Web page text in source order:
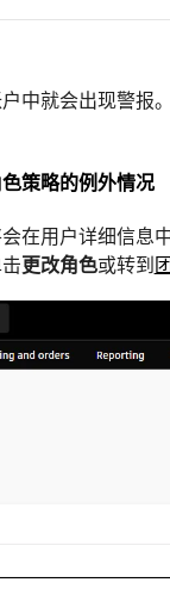
中就会出现警报。
策略的例外情况
在用户详细信息
更改角色或转到